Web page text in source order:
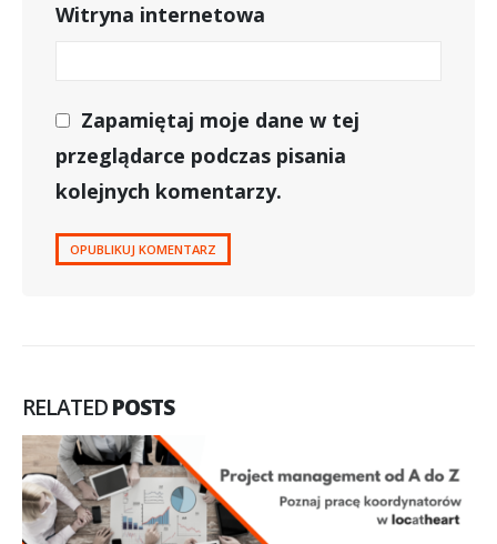
Witryna internetowa
Zapamiętaj moje dane w tej
przeglądarce podczas pisania
kolejnych komentarzy.
RELATEDPOSTS